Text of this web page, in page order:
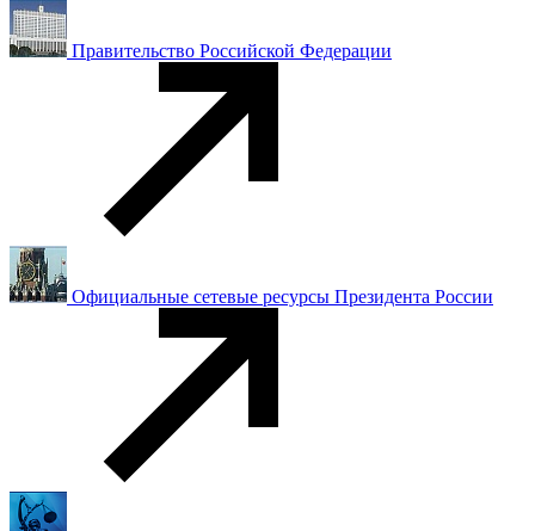
Правительство Российской Федерации
Официальные сетевые ресурсы Президента России